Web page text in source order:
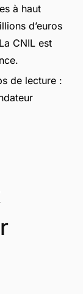
à haut
d’euros
CNIL est
de lecture :